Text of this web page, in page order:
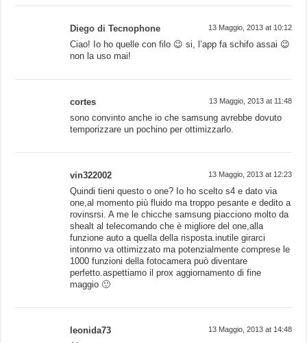
Diego di Tecnophone 13 Maggio, 2013 at 10:12
Ciao! Io ho quelle con filo 😉 si, l’app fa schifo assai 😉
non la uso mai!
cortes 13 Maggio, 2013 at 11:48
sono convinto anche io che samsung avrebbe dovuto
temporizzare un pochino per ottimizzarlo.
vin322002 13 Maggio, 2013 at 12:23
Quindi tieni questo o one? Io ho scelto s4 e dato via
one,al momento più fluido ma troppo pesante e dedito a
rovinsrsi. A me le chicche samsung piacciono molto da
shealt al telecomando che è migliore del one,alla
funzione auto a quella della risposta.inutile girarci
intonrno va ottimizzato ma potenzialmente comprese le
1000 funzioni della fotocamera può diventare
perfetto.aspettiamo il prox aggiornamento di fine
maggio 🙂
leonida73 13 Maggio, 2013 at 14:48